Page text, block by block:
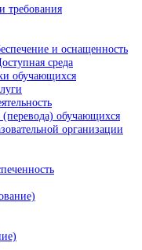
требования
и оснащенность
среда
обучающихся
обучающихся
организации